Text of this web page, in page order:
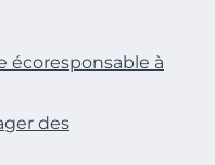
écoresponsable à
des